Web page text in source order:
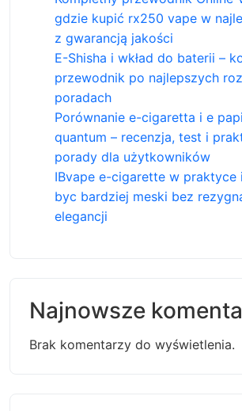
gdzie kupić rx250 vape w
z gwarancją jakości
E-Shisha i wkład do baterii –
przewodnik po najlepszych
poradach
Porównanie e-cigaretta i e
quantum – recenzja, test i
porady dla użytkowników
IBvape e-cigarette w praktyce
byc bardziej meski bez
elegancji
Najnowsze
Brak komentarzy do wyświetlenia.